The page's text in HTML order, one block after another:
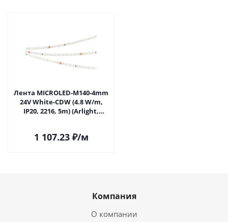
Лента MICROLED-M140-4mm
24V White-CDW (4.8 W/m,
IP20, 2216, 5m) (Arlight,
1 107.23₽/м
Компания
О компании